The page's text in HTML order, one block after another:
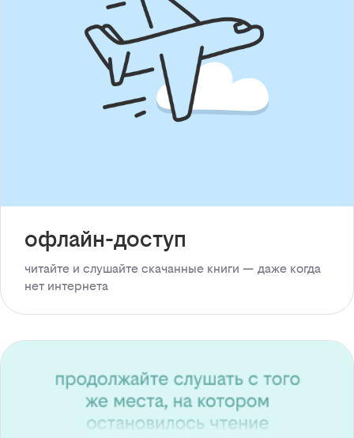
офлайн-доступ
читайте и слушайте скачанные книги — даже когда
нет интернета